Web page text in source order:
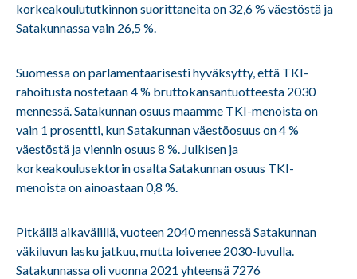
korkeakoulututkinnon suorittaneita on 32,6 % väestöstä ja
Satakunnassa vain 26,5 %.
Suomessa on parlamentaarisesti hyväksytty, että TKI-
rahoitusta nostetaan 4 % bruttokansantuotteesta 2030
mennessä. Satakunnan osuus maamme TKI-menoista on
vain 1 prosentti, kun Satakunnan väestöosuus on 4 %
väestöstä ja viennin osuus 8 %. Julkisen ja
korkeakoulusektorin osalta Satakunnan osuus TKI-
menoista on ainoastaan 0,8 %.
Pitkällä aikavälillä, vuoteen 2040 mennessä Satakunnan
väkiluvun lasku jatkuu, mutta loivenee 2030-luvulla.
Satakunnassa oli vuonna 2021 yhteensä 7276